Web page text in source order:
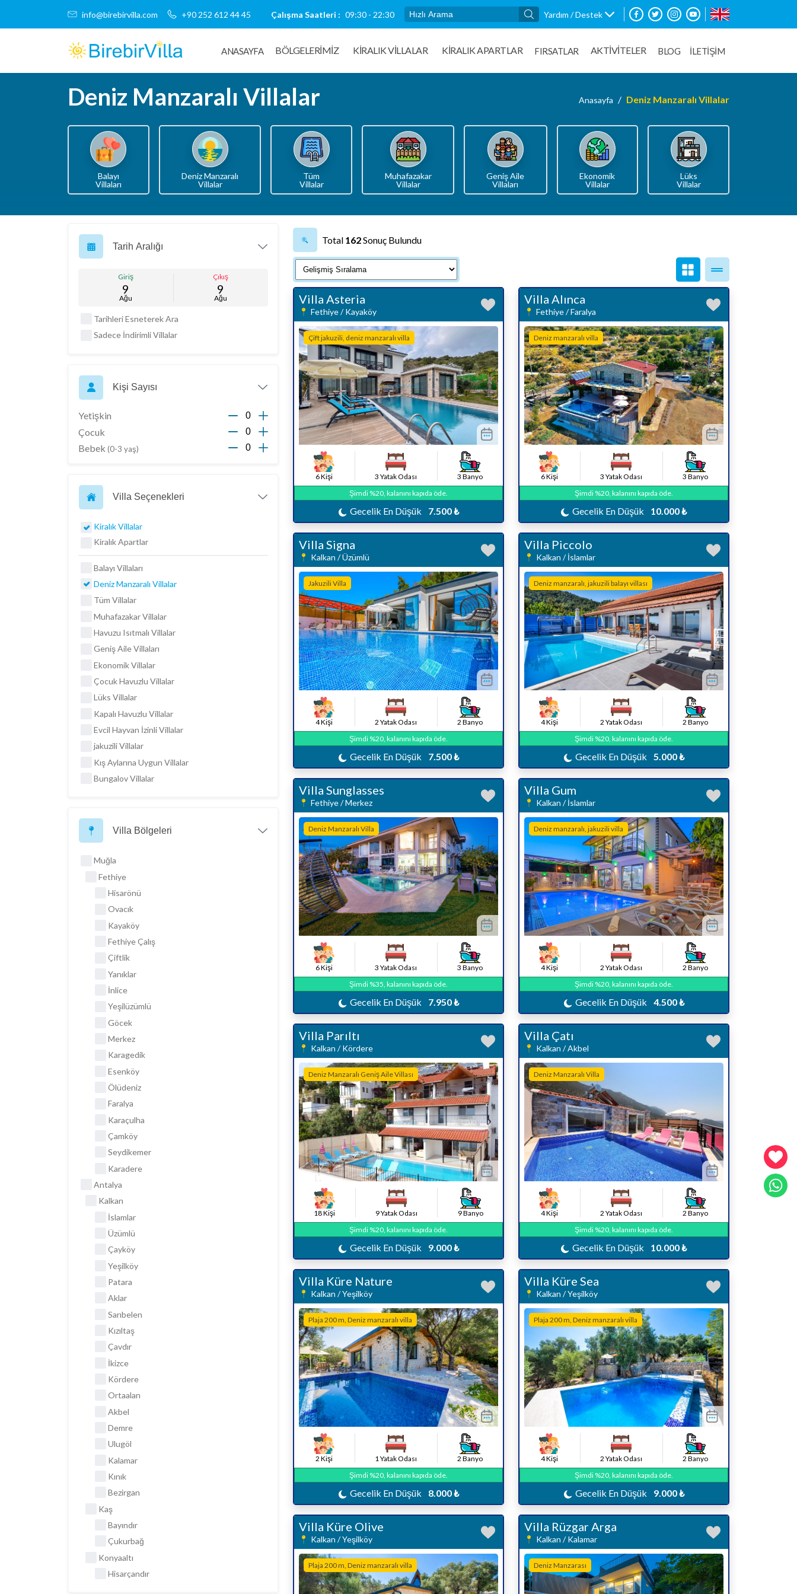
info@birebirvilla.com +90 252 612 44 45 Çalışma Saatleri : 09:30 - 22:30 Yardım / Destek
ANASAYFA BÖLGELERİMİZ KIRALIK VILLALAR KİRALIK APARTLAR FIRSATLAR AKTİVİTELER BLOG İLETİŞİM
Deniz Manzaralı Villalar Anasayfa Deniz Manzaralı Villalar
Balayı
Villaları
Deniz Manzaralı
Villalar
Tüm
Villalar
Muhafazakar
Villalar
Geniş Aile
Villaları
Ekonomik
Villalar
Lüks
Villalar
Tarih Aralığı
Giriş
9
Ağu
Çıkış
9
Ağu
Tarihleri Esneterek Ara
Sadece İndirimli Villalar
Kişi Sayısı
Yetişkin
Çocuk
Bebek (0-3 yaş)
Villa Seçenekleri
Kiralık Villalar
Kiralık Apartlar
Balayı Villaları
Deniz Manzaralı Villalar
Tüm Villalar
Muhafazakar Villalar
Havuzu Isıtmalı Villalar
Geniş Aile Villaları
Ekonomik Villalar
Çocuk Havuzlu Villalar
Lüks Villalar
Kapalı Havuzlu Villalar
Evcil Hayvan İzinli Villalar
jakuzili Villalar
Kış Aylarına Uygun Villalar
Bungalov Villalar
Villa Bölgeleri
Muğla
Fethiye
Hisarönü
Ovacık
Kayaköy
Fethiye Çalış
Çiftlik
Yanıklar
İnlice
Yeşilüzümlü
Göcek
Merkez
Karagedik
Esenköy
Ölüdeniz
Faralya
Karaçulha
Çamköy
Seydikemer
Karadere
Antalya
Kalkan
İslamlar
Üzümlü
Çayköy
Yeşilköy
Patara
Aklar
Sarıbelen
Kızıltaş
Çavdır
İkizce
Kördere
Ortaalan
Akbel
Demre
Ulugöl
Kalamar
Kınık
Bezirgan
Kaş
Bayındır
Çukurbağ
Konyaaltı
Hisarçandır
Total 162Sonuç Bulundu
Villa Asteria
Fethiye / Kayaköy
Çift jakuzili, deniz manzaralı villa
6 Kişi 3 Yatak Odası
3 Banyo
Şimdi %20, kalanını kapıda öde.
Gecelik En Düşük 7.500 ₺
Villa Alınca
Fethiye / Faralya
Deniz manzaralı villa
6 Kişi 3 Yatak Odası
3 Banyo
Şimdi %20, kalanını kapıda öde.
Gecelik En Düşük 10.000 ₺
Villa Signa
Kalkan / Üzümlü
Jakuzili Villa
4 Kişi 2 Yatak Odası
2 Banyo
Şimdi %20, kalanını kapıda öde.
Gecelik En Düşük 7.500 ₺
Villa Piccolo
Kalkan / İslamlar
Deniz manzaralı, jakuzili balayı villası
4 Kişi 2 Yatak Odası
2 Banyo
Şimdi %20, kalanını kapıda öde.
Gecelik En Düşük 5.000 ₺
Villa Sunglasses
Fethiye / Merkez
Deniz Manzaralı Villa
6 Kişi 3 Yatak Odası
3 Banyo
Şimdi %35, kalanını kapıda öde.
Gecelik En Düşük 7.950 ₺
Villa Gum
Kalkan / İslamlar
Deniz manzaralı, jakuzili villa
4 Kişi 2 Yatak Odası
2 Banyo
Şimdi %20, kalanını kapıda öde.
Gecelik En Düşük 4.500 ₺
Villa Parıltı
Kalkan / Kördere
Deniz Manzaralı Geniş Aile Villası
18 Kişi 9 Yatak Odası
9 Banyo
Şimdi %20, kalanını kapıda öde.
Gecelik En Düşük 9.000 ₺
Villa Çatı
Kalkan / Akbel
Deniz Manzaralı Villa
4 Kişi 2 Yatak Odası
2 Banyo
Şimdi %20, kalanını kapıda öde.
Gecelik En Düşük 10.000 ₺
Villa Küre Nature
Kalkan / Yeşilköy
Plaja 200 m, Deniz manzaralı villa
2 Kişi 1 Yatak Odası
2 Banyo
Şimdi %20, kalanını kapıda öde.
Gecelik En Düşük 8.000 ₺
Villa Küre Sea
Kalkan / Yeşilköy
Plaja 200 m, Deniz manzaralı villa
4 Kişi 2 Yatak Odası
2 Banyo
Şimdi %20, kalanını kapıda öde.
Gecelik En Düşük 9.000 ₺
Villa Küre Olive
Kalkan / Yeşilköy
Plaja 200 m, Deniz manzaralı villa
Villa Rüzgar Arga
Kalkan / Kalamar
Deniz Manzarası